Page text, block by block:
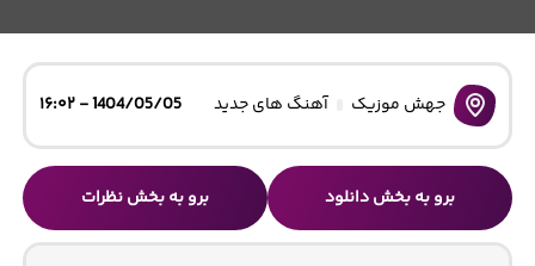
جهش موزیک آهنگ های جدید 1404/05/05 - ۱۶:۰۲
برو به بخش دانلود برو به بخش نظرات